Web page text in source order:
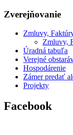
Zverejňovanie
Zmluvy,
Zmluvy,
Úradná tabuľa
Verejné
Hospodárenie
Zámer predať
Projekty
Facebook